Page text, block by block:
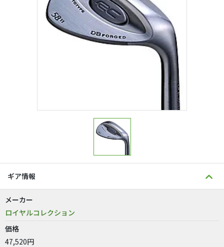
ギア情報
メーカー
ロイヤルコレクション
価格
47,520円